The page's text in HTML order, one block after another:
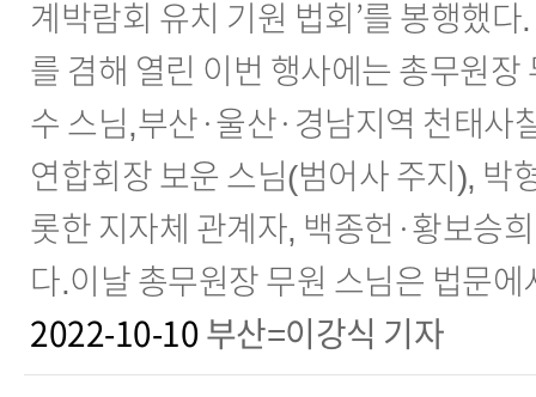
계박람회 유치 기원 법회’를 봉행했
를 겸해 열린 이번 행사에는 총무원장
수 스님,부산·울산·경남지역 천태사
연합회장 보운 스님(범어사 주지), 박
롯한 지자체 관계자, 백종헌·황보승
다.이날 총무원장 무원 스님은 법문에
2022-10-10 부산=이강식 기자